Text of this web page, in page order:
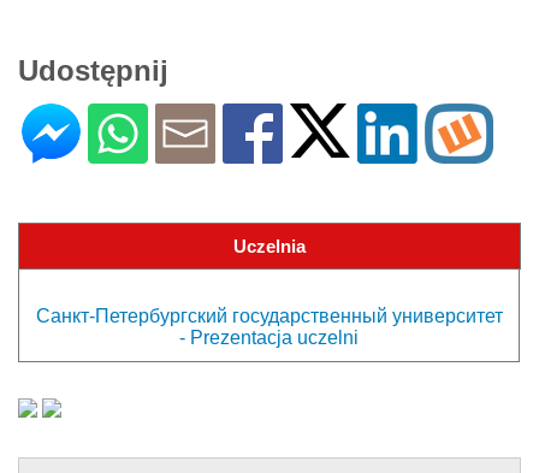
Udostępnij
Uczelnia
Санкт-Петербургский государственный университет
- Prezentacja uczelni